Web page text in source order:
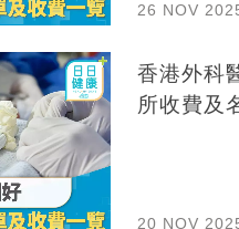
26 NOV
香港外科
所收費及
20 NOV